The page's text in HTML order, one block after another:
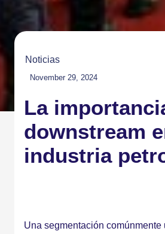
Noticias
November 29, 2024
La
downstream
industria
Una segmentación comúnmente